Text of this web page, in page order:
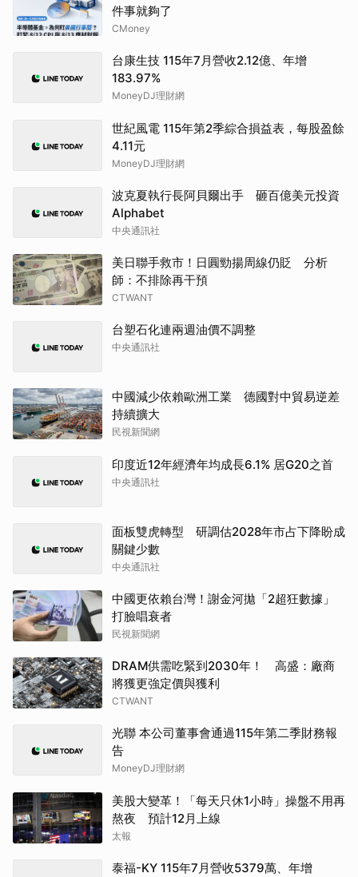
件事就夠了
CMoney
台康生技 115年7月營收2.12億、年增
183.97%
MoneyDJ理財網
世紀風電 115年第2季綜合損益表，每股盈餘
4.11元
MoneyDJ理財網
波克夏執行長阿貝爾出手 砸百億美元投資
Alphabet
中央通訊社
美日聯手救市！日圓勁揚周線仍貶 分析
師：不排除再干預
CTWANT
台塑石化連兩週油價不調整
中央通訊社
中國減少依賴歐洲工業 德國對中貿易逆差
持續擴大
民視新聞網
印度近12年經濟年均成長6.1% 居G20之首
中央通訊社
面板雙虎轉型 研調估2028年市占下降盼成
關鍵少數
中央通訊社
中國更依賴台灣！謝金河拋「2超狂數據」
打臉唱衰者
民視新聞網
DRAM供需吃緊到2030年！ 高盛：廠商
將獲更強定價與獲利
CTWANT
光聯 本公司董事會通過115年第二季財務報
告
MoneyDJ理財網
美股大變革！「每天只休1小時」操盤不用再
熬夜 預計12月上線
太報
泰福-KY 115年7月營收5379萬、年增